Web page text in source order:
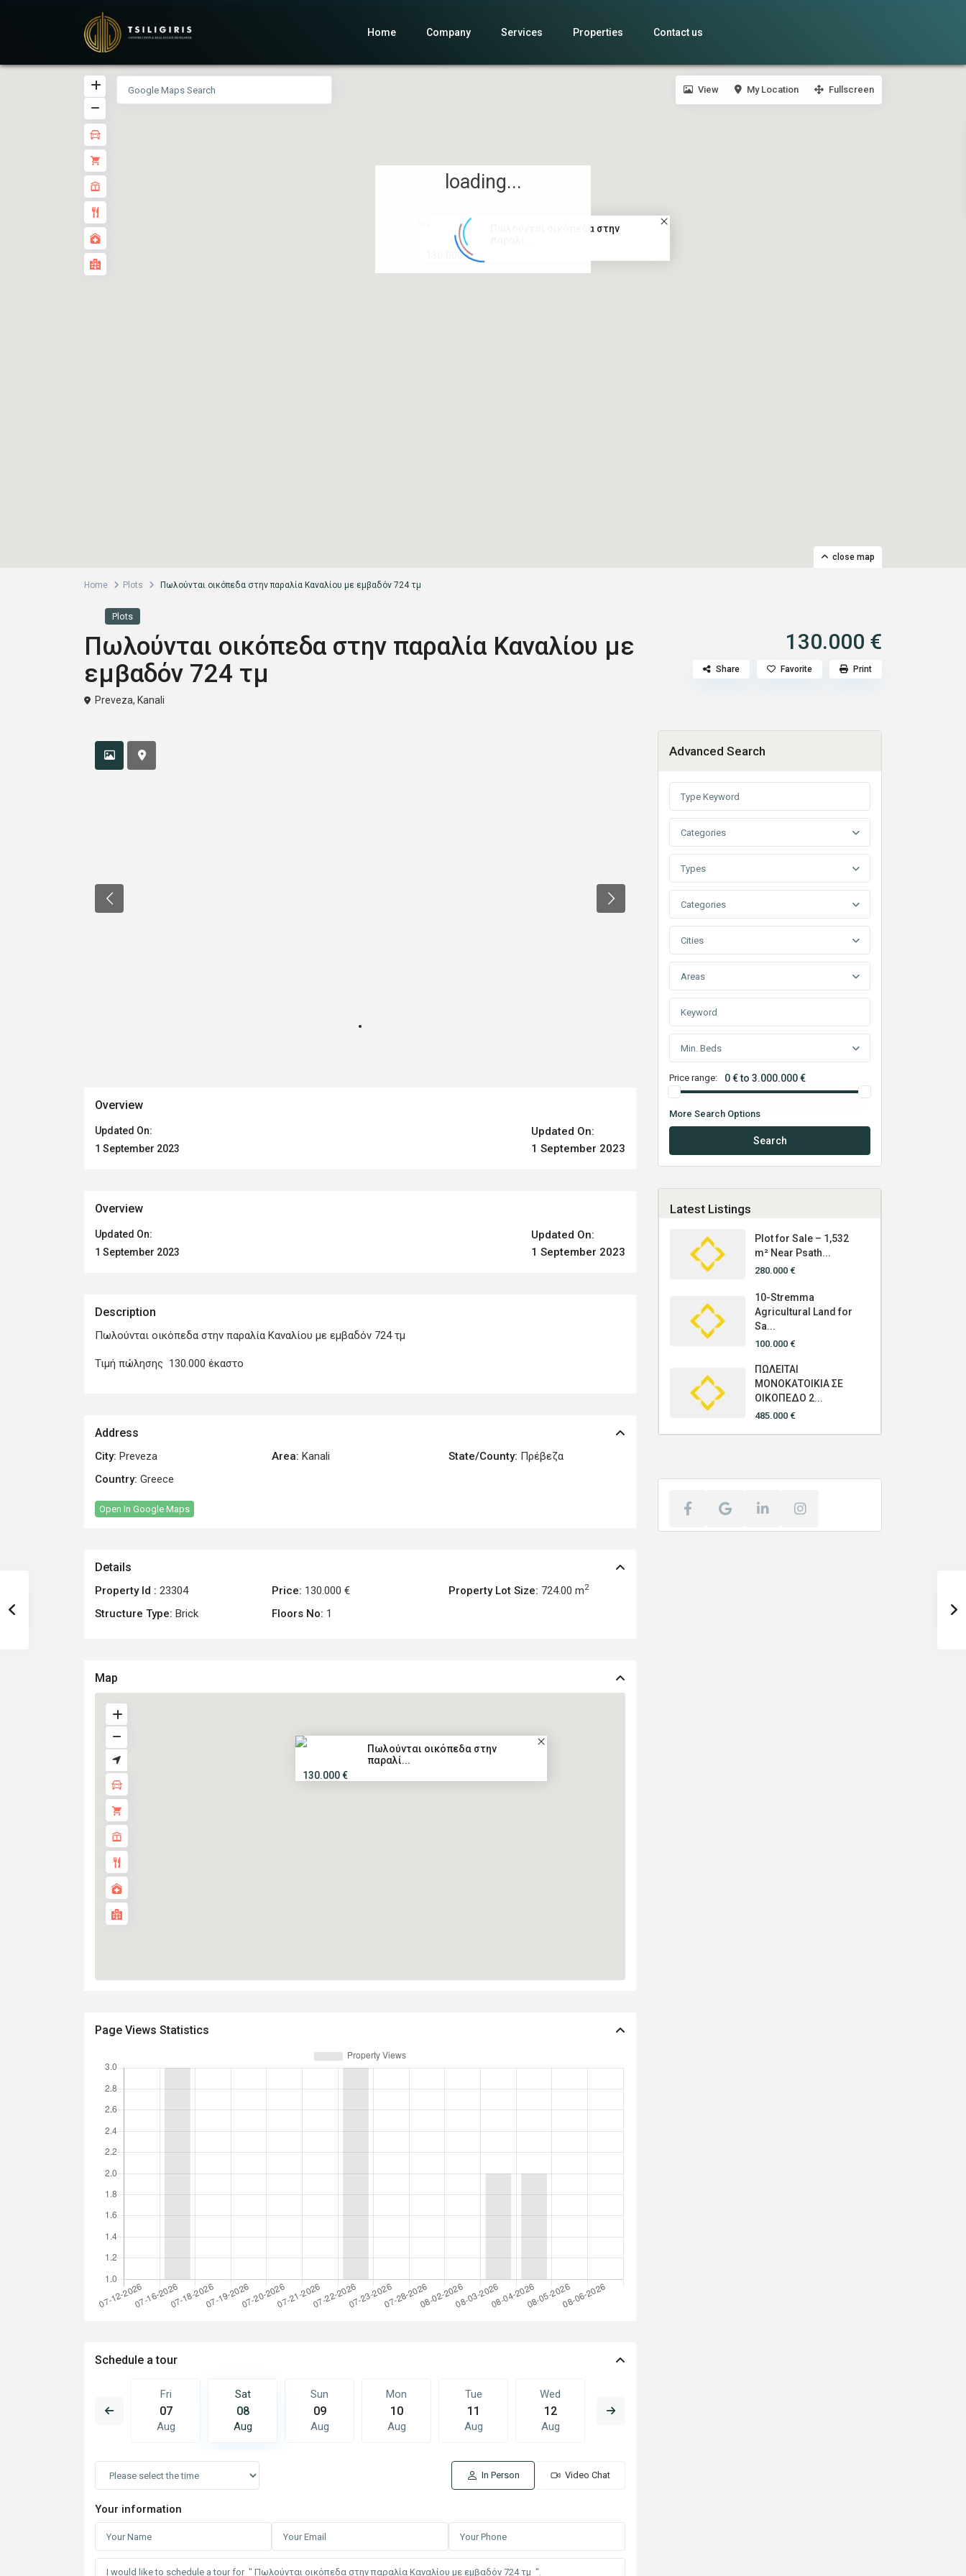
Home Company Services Properties Contact us
Πωλούνται οικόπεδα στην
130.000 €
loading...
close map
View My Location Fullscreen
Home Plots Πωλούνται οικόπεδα στην παραλία Καναλίου με εμβαδόν 724 τμ
Plots
Πωλούνται οικόπεδα στην παραλία Καναλίου με
εμβαδόν 724 τμ
130.000 €
Preveza, Kanali
Share Favorite Print
Overview
Updated On:
1 September 2023
Updated On:
1 September 2023
Overview
Updated On:
1 September 2023
Updated On:
1 September 2023
Description
Πωλούνται οικόπεδα στην παραλία Καναλίου με εμβαδόν 724 τμ
Τιμή πώλησης 130.000 έκαστο
Address
City: Preveza Area: Kanali State/County: Πρέβεζα
Country: Greece
Open In Google Maps
Details
Property Id : 23304 Price: 130.000 € Property Lot Size: 724.00 m2
Structure Type: Brick Floors No: 1
Map
Πωλούνται οικόπεδα στην
παραλί...
130.000 €
Page Views Statistics
Schedule a tour
Fri
07
Aug
Sat
08
Aug
Sun
09
Aug
Mon
10
Aug
Tue
11
Aug
Wed
12
Aug
In Person Video Chat
Your information
Advanced Search
Categories
Types
Categories
Cities
Areas
Min. Beds
Price range: 0 € to 3.000.000 €
More Search Options
Search
Latest Listings
Plot for Sale – 1,532
m² Near Psath...
280.000 €
10-Stremma
Agricultural Land for
Sa...
100.000 €
ΠΩΛΕΙΤΑΙ
ΜΟΝΟΚΑΤΟΙΚΙΑ ΣΕ
ΟΙΚΟΠΕΔΟ 2...
485.000 €